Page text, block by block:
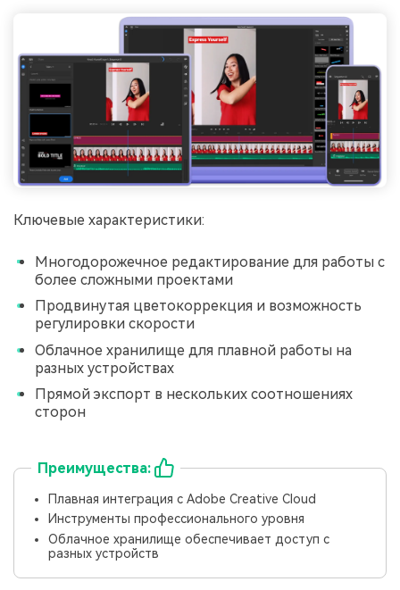
󠀰Ключевые характеристики:
Многодорожечное редактирование для работы с
более сложными проектами
Продвинутая цветокоррекция и возможность
регулировки скорости
Облачное хранилище для плавной работы на
разных устройствах
Прямой экспорт в нескольких соотношениях
сторон
Преимущества:
Плавная интеграция с Adobe Creative Cloud
Инструменты профессионального уровня
Облачное хранилище обеспечивает доступ с
разных устройств